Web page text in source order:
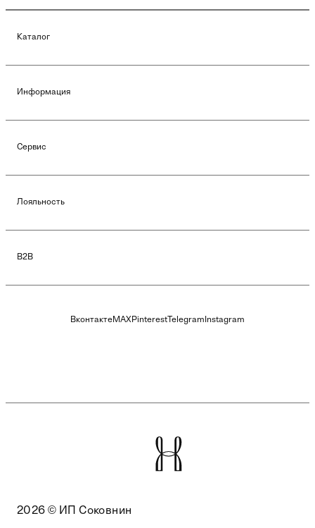
Каталог
Информация
Сервис
Лояльность
B2B
ВконтактеMAXPinterest TelegramInstagram
2026 © ИП Соковнин